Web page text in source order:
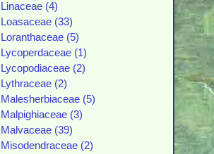
Linaceae (4)
Loasaceae (33)
Loranthaceae (5)
Lycoperdaceae (1)
Lycopodiaceae (2)
Lythraceae (2)
Malesherbiaceae (5)
Malpighiaceae (3)
Malvaceae (39)
Misodendraceae (2)